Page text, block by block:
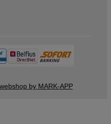
by MARK-APP